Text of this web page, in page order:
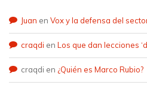
Juan en Vox y la defensa del
craqdi en Los que dan lecciones
craqdi en ¿Quién es Marco Rubio?